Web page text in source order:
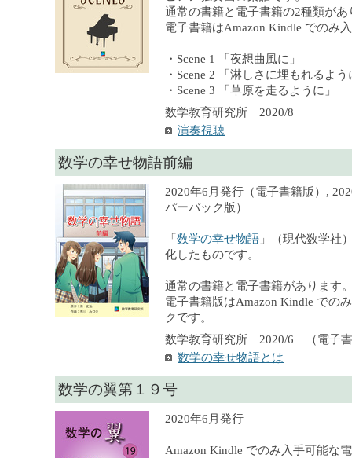
通常の書籍と電子書籍の2種類があ
電子書籍はAmazon Kindle でのみ
・Scene 1 「夜想曲風に」
・Scene 2 「淋しさに埋もれるよう
・Scene 3 「草原を走るように」
数学教育研究所 2020/8
演奏視聴
数学の幸せ物語前編
2020年6月発行（電子書籍版）,
パーバック版）
「 数学の幸せ物語 」（現代数学社
化したものです。
通常の書籍と電子書籍があります
電子書籍版はAmazon Kindle での
クです。
数学教育研究所 2020/6 （電子書
数学の幸せ物語とは
数学の翼第１９号
2020年6月発行
Amazon Kindle でのみ入手可能な